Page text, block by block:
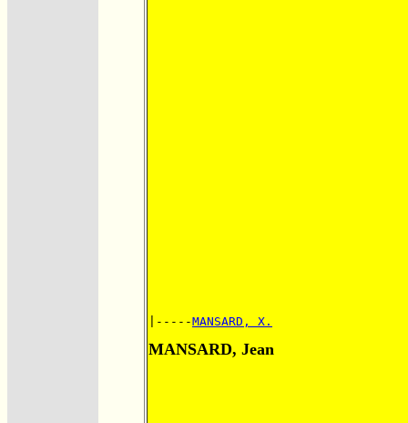
|-----MANSARD, X.
MANSARD, Jean